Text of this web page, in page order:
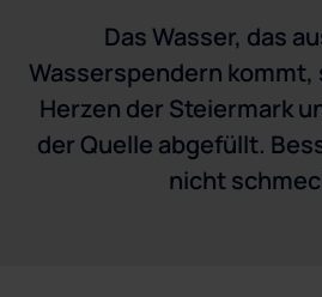
Das Wasser, das
Wasserspendern kommt,
Herzen der Steiermark
der Quelle abgefüllt.
nicht